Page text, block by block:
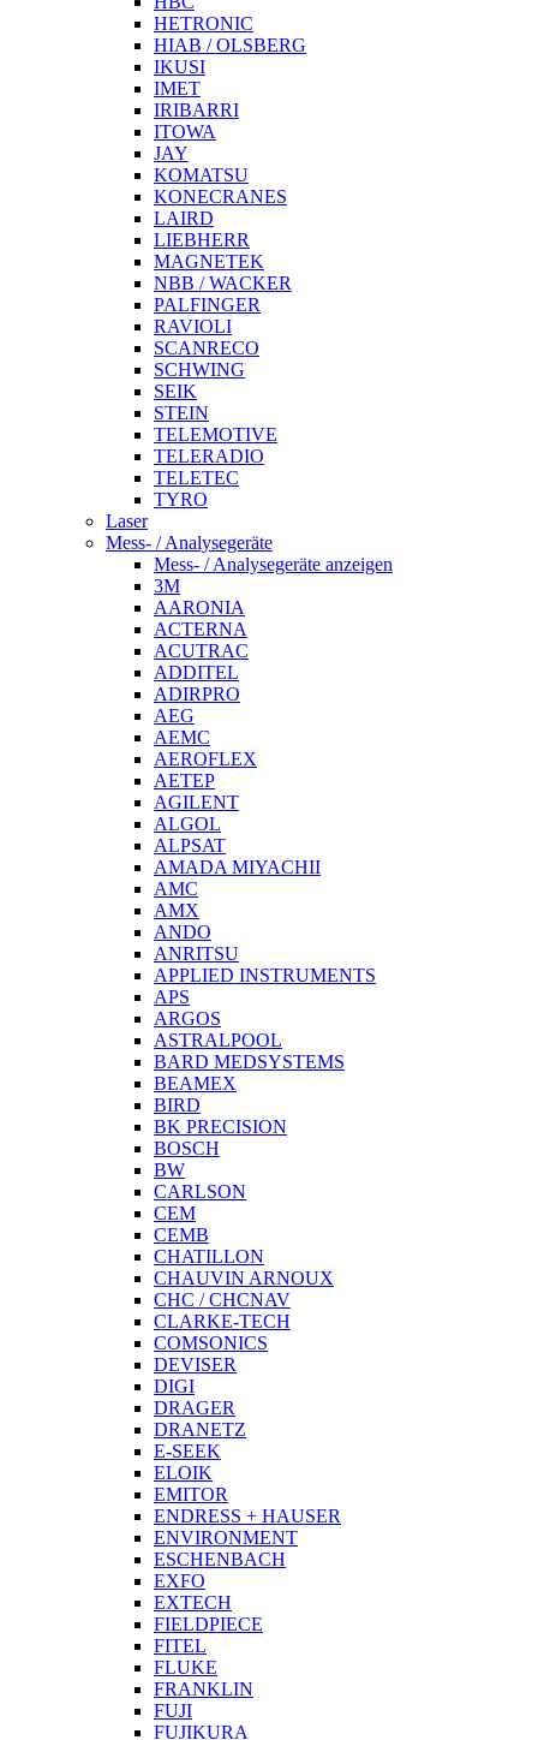
HETRONIC
HIAB / OLSBERG
IKUSI
IMET
IRIBARRI
ITOWA
JAY
KOMATSU
KONECRANES
LAIRD
LIEBHERR
MAGNETEK
NBB / WACKER
PALFINGER
RAVIOLI
SCANRECO
SCHWING
SEIK
STEIN
TELEMOTIVE
TELERADIO
TELETEC
TYRO
Laser
Mess- / Analysegeräte
Mess- / Analysegeräte anzeigen
3M
AARONIA
ACTERNA
ACUTRAC
ADDITEL
ADIRPRO
AEG
AEMC
AEROFLEX
AETEP
AGILENT
ALGOL
ALPSAT
AMADA MIYACHII
AMC
AMX
ANDO
ANRITSU
APPLIED INSTRUMENTS
APS
ARGOS
ASTRALPOOL
BARD MEDSYSTEMS
BEAMEX
BIRD
BK PRECISION
BOSCH
BW
CARLSON
CEM
CEMB
CHATILLON
CHAUVIN ARNOUX
CHC / CHCNAV
CLARKE-TECH
COMSONICS
DEVISER
DIGI
DRAGER
DRANETZ
E-SEEK
ELOIK
EMITOR
ENDRESS + HAUSER
ENVIRONMENT
ESCHENBACH
EXFO
EXTECH
FIELDPIECE
FITEL
FLUKE
FRANKLIN
FUJI
FUJIKURA